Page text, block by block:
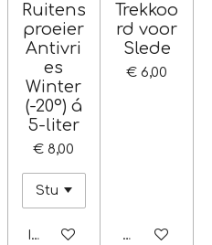
Ruitens
proeier
Antivri
es
Winter
(-20°) á
5-liter
€ 8,00
In winkelwagen
Trekkoo
rd voor
Slede
€ 6,00
Houd mij op